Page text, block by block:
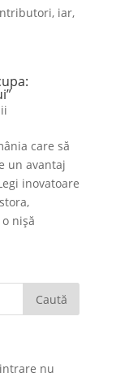
iar,
care să
un avantaj
inovatoare
nişă
nu